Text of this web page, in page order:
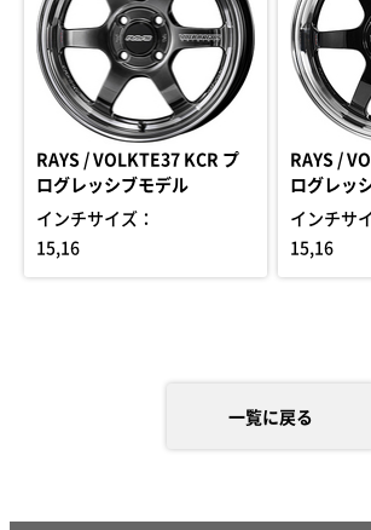
RAYS / VOLKTE37 KCR プ
ログレッシブモデル
インチサイズ：
15,16
RAYS /
ログレッ
インチサ
15,16
一覧に戻る